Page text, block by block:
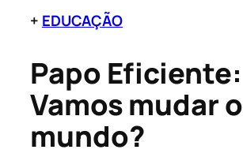
+ EDUCAÇÃO
Papo Eficiente:
Vamos mudar o
mundo?